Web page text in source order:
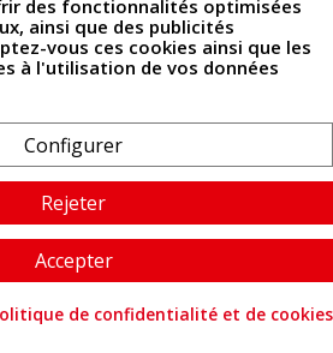
05 63 34 51 88
2026 - Une création Quatrys 💙
des fonctionnalités optimisées
ainsi que des publicités
vous ces cookies ainsi que les
à l'utilisation de vos données
Configurer
Rejeter
Accepter
de confidentialité et de cookies